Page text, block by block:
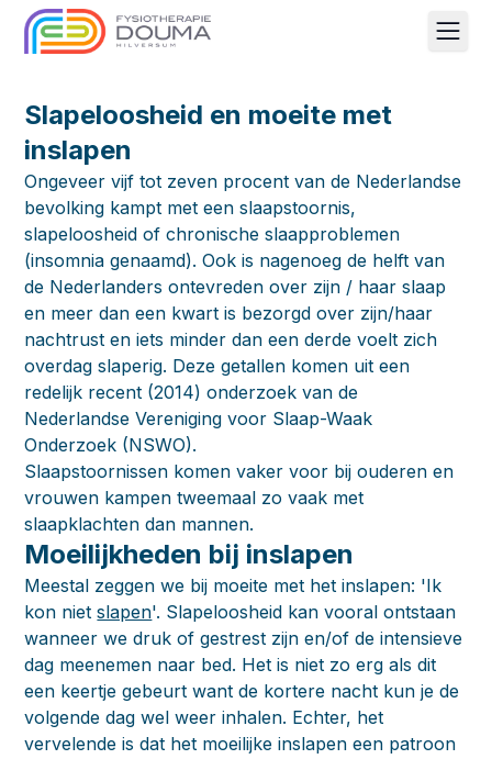
Slapeloosheid en moeite met
inslapen
Ongeveer vijf tot zeven procent van de Nederlandse
bevolking kampt met een slaapstoornis,
slapeloosheid of chronische slaapproblemen
(insomnia genaamd). Ook is nagenoeg de helft van
de Nederlanders ontevreden over zijn / haar slaap
en meer dan een kwart is bezorgd over zijn/haar
nachtrust en iets minder dan een derde voelt zich
overdag slaperig. Deze getallen komen uit een
redelijk recent (2014) onderzoek van de
Nederlandse Vereniging voor Slaap-Waak
Onderzoek (NSWO).
Slaapstoornissen komen vaker voor bij ouderen en
vrouwen kampen tweemaal zo vaak met
slaapklachten dan mannen.
Moeilijkheden bij inslapen
Meestal zeggen we bij moeite met het inslapen: 'Ik
kon nietslapen'. Slapeloosheid kan vooral ontstaan
wanneer we druk of gestrest zijn en/of de intensieve
dag meenemen naar bed. Het is niet zo erg als dit
een keertje gebeurt want de kortere nacht kun je de
volgende dag wel weer inhalen. Echter, het
vervelende is dat het moeilijke inslapen een patroon